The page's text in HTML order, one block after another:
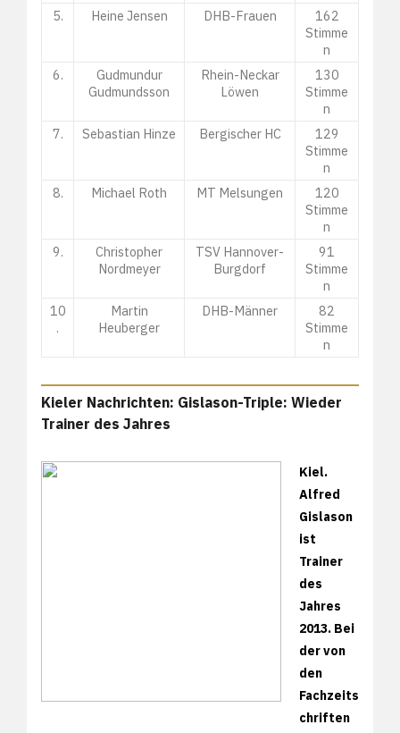
5.
Heine Jensen DHB-Frauen
162
Stimme
n
6.
Gudmundur
Gudmundsson
Rhein-Neckar
Löwen
130
Stimme
n
7.
Sebastian Hinze Bergischer HC
129
Stimme
n
8.
Michael Roth MT Melsungen
120
Stimme
n
9.
Christopher
Nordmeyer
TSV Hannover-
Burgdorf
91
Stimme
n
10
.
Martin
Heuberger
DHB-Männer
82
Stimme
n
Kieler Nachrichten: Gislason-Triple: Wieder
Trainer des Jahres
Kiel.
Alfred
Gislason
ist
Trainer
des
Jahres
2013. Bei
der von
den
Fachzeits
chriften